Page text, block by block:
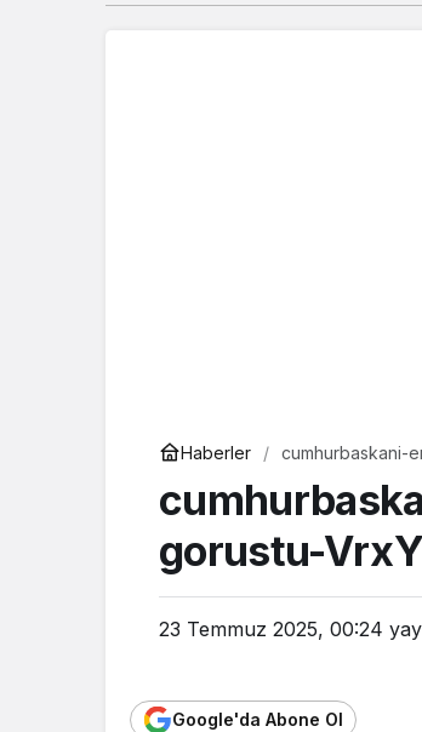
Haberler cumhurbaskani-
gorustu-
23 Temmuz 2025, 00:24
Google'da Abone Ol